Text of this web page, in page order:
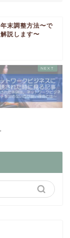
末調整方法〜で
説します〜